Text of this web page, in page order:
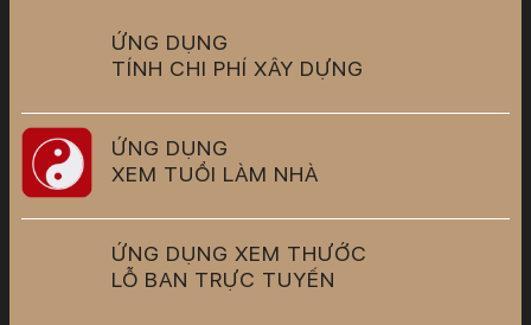
ỨNG DỤNG
TÍNH CHI PHÍ XÂY DỰNG
ỨNG DỤNG
XEM TUỔI LÀM NHÀ
ỨNG DỤNG XEM THƯỚC
LỖ BAN TRỰC TUYẾN